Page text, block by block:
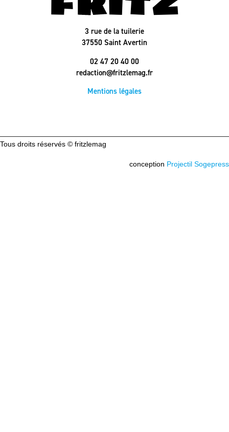
3 rue de la tuilerie
37550 Saint Avertin
02 47 20 40 00
redaction@fritzlemag.fr
Mentions légales
Tous droits réservés © fritzlemag
conception Projectil Sogepress